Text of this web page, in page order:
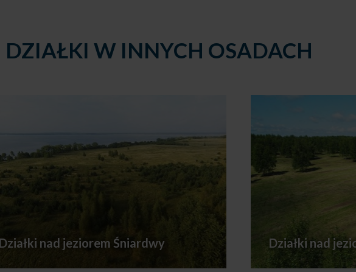
DZIAŁKI W INNYCH OSADACH
Działki nad jeziorem Śniardwy Działki nad